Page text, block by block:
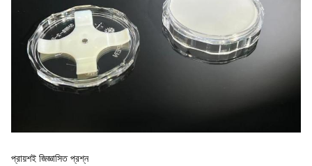
প্রায়শই জিজ্ঞাসিত প্রশ্ন